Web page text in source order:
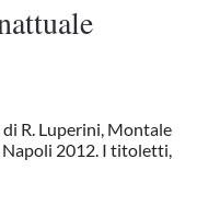
R. Luperini, Montale
Napoli 2012. I titoletti,